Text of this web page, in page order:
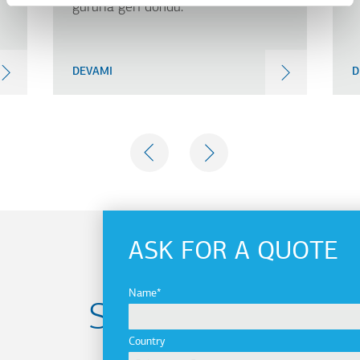
gururla geri döndü.
DEVAMI
ASK FOR A QUOTE
Name
Country
Subscribe to